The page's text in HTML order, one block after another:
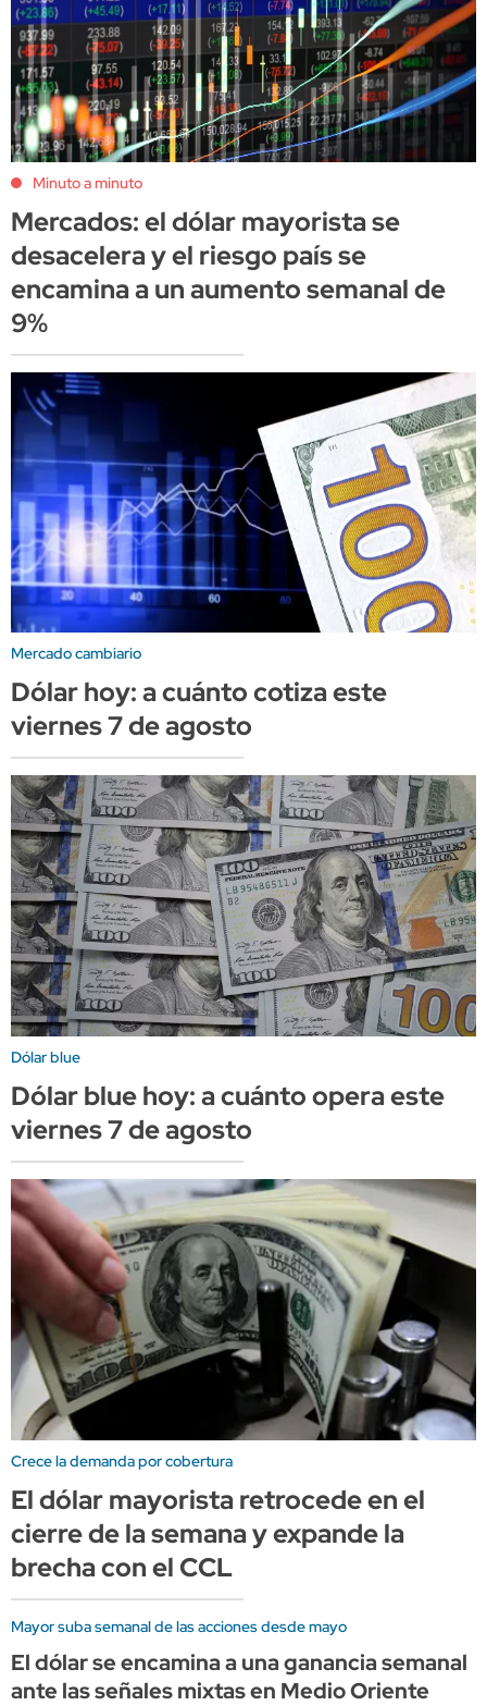
Minuto a minuto
Mercados: el dólar mayorista se
desacelera y el riesgo país se
encamina a un aumento semanal de
9%
Mercado cambiario
Dólar hoy: a cuánto cotiza este
viernes 7 de agosto
Dólar blue
Dólar blue hoy: a cuánto opera este
viernes 7 de agosto
Crece la demanda por cobertura
El dólar mayorista retrocede en el
cierre de la semana y expande la
brecha con el CCL
Mayor suba semanal de las acciones desde mayo
El dólar se encamina a una ganancia semanal
ante las señales mixtas en Medio Oriente